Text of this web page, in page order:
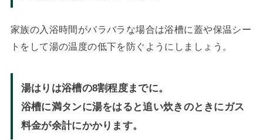
家族の入浴時間がバラバラな場合は浴槽に蓋や保温シー
トをして湯の温度の低下を防ぐようにしましょう。
湯はりは浴槽の8割程度までに。
浴槽に満タンに湯をはると追い炊きのときにガス
料金が余計にかかります。